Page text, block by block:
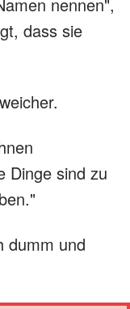
dass sie
Dinge sind zu
dumm und